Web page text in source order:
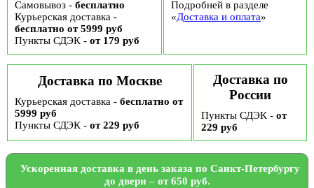
Самовывоз - бесплатно
Курьерская доставка -
бесплатно от 5999 руб
Пункты СДЭК - от 179 руб
Подробней в разделе
«Доставка и оплата»
Доставка по Москве
Курьерская доставка - бесплатно от
5999 руб
Пункты СДЭК - от 229 руб
Доставка по
России
Пункты СДЭК - от
229 руб
Ускоренная доставка в день заказа по Санкт-Петербургу
до двери – от 650 руб.